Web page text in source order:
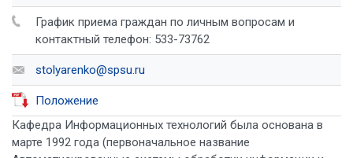
График приема граждан по личным вопросам и
контактный телефон: 533-73762
stolyarenko@spsu.ru
Положение
Кафедра Информационных технологий была основана в
марте 1992 года (первоначальное название